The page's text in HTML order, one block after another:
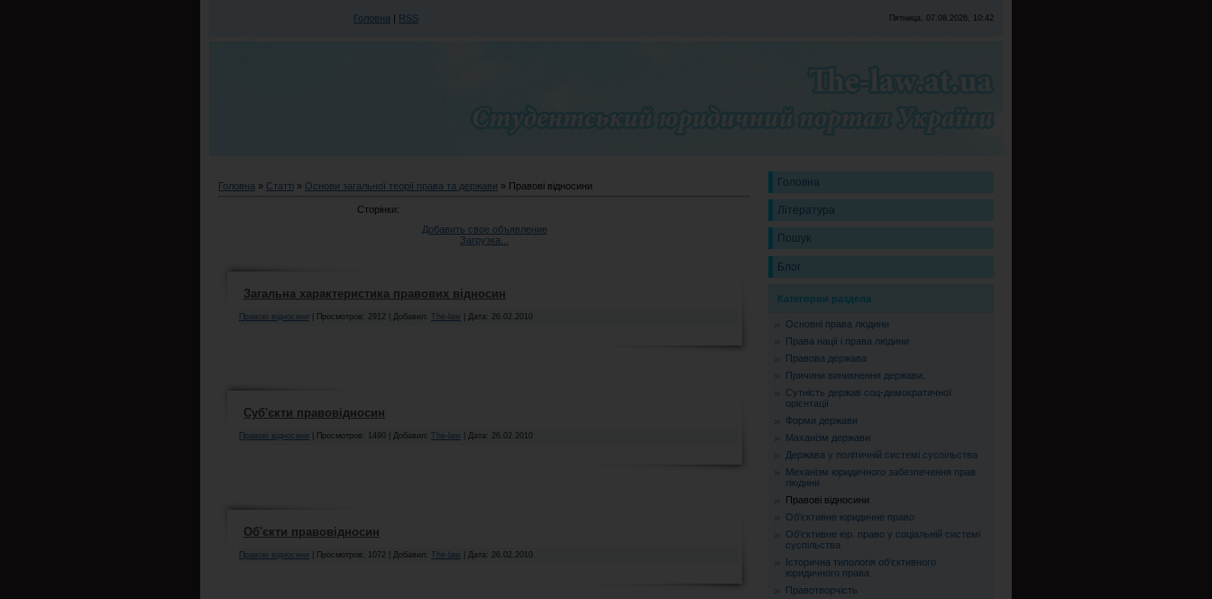
Головна | RSS Пятница, 07.08.2026, 10:42
Головна » Статті » Основи загальної теорії права та держави » Правові відносини
Сторінки:
Добавить свое объявление
Загрузка...
Загальна характеристика правових відносин
Правові відносини | Просмотров: 2912 | Добавил: The-law | Дата: 26.02.2010
Суб'єкти правовідносин
Правові відносини | Просмотров: 1490 | Добавил: The-law | Дата: 26.02.2010
Об'єкти правовідносин
Правові відносини | Просмотров: 1072 | Добавил: The-law | Дата: 26.02.2010
Головна
Література
Пошук
Блог
Категории раздела
Основні права людини
Права нації і права людини
Правова держава
Причини виникнення держави.
Сутність держав соц-демократичної
орієнтації
Форми держави
Маханізм держави
Держава у політичній системі суспільства
Механізм юридичного забезпечення прав
людини
Правові відносини
Об'єктивне юридичне право
Об'єктивне юр. право у соціальній системі
суспільства
Історична типологія об'єктивного
юридичного права
Правотворчість